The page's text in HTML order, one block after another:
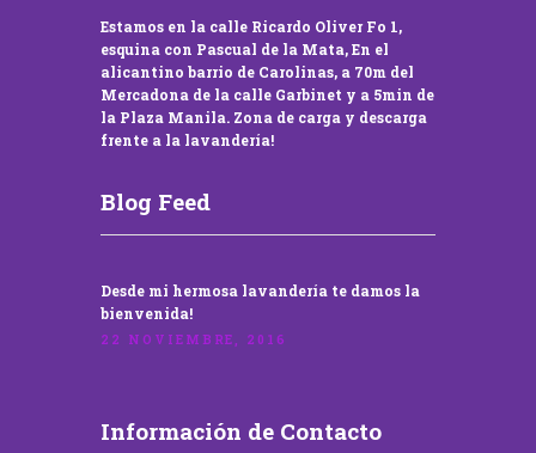
Estamos en la calle Ricardo Oliver Fo 1,
esquina con Pascual de la Mata, En el
alicantino barrio de Carolinas, a 70m del
Mercadona de la calle Garbinet y a 5min de
la Plaza Manila. Zona de carga y descarga
frente a la lavandería!
Blog Feed
Desde mi hermosa lavandería te damos la
bienvenida!
22 NOVIEMBRE, 2016
Información de Contacto